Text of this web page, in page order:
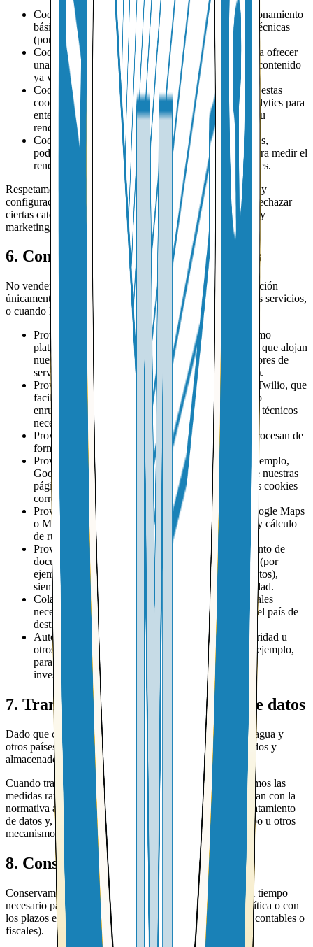
Cookies estrictamente necesarias: permiten el funcionamiento
básico del sitio, la seguridad y ciertas preferencias técnicas
(por ejemplo, recordar tu idioma preferido).
Cookies de preferencias y experiencia: nos ayudan a ofrecer
una experiencia más personalizada, como recordar contenido
ya visto o ciertas opciones de visualización.
Cookies de analítica y rendimiento: cuando aceptas estas
cookies, utilizamos herramientas como Google Analytics para
entender cómo se usan nuestras páginas y mejorar su
rendimiento.
Cookies y píxeles publicitarios: cuando lo consientes,
podemos usar tecnologías como el píxel de Meta para medir el
rendimiento de campañas y crear audiencias similares.
Respetamos tus elecciones sobre cookies. Nuestro banner y
configuraciones de consentimiento te permiten aceptar o rechazar
ciertas categorías de cookies, en particular las de analítica y
marketing.
6. Con quién compartimos tus datos
No vendemos tus datos personales. Compartimos información
únicamente con terceros que nos ayudan a prestar nuestros servicios,
o cuando la ley lo exige.
Proveedores de infraestructura y bases de datos, como
plataformas de nube y servicios de almacenamiento que alojan
nuestros sistemas y registros (por ejemplo, proveedores de
servicios en la nube y bases de datos administradas).
Proveedores de comunicaciones y telefonía, como Twilio, que
facilitan el envío de SMS, mensajes de WhatsApp o
enrutamiento de llamadas, y conservan los registros técnicos
necesarios de dichas comunicaciones.
Proveedores de pago, como Stripe y PayPal, que procesan de
forma segura tus pagos y datos financieros.
Proveedores de analítica y publicidad digital (por ejemplo,
Google, Meta) que nos ayudan a entender el uso de nuestras
páginas y medir campañas, cuando has aceptado las cookies
correspondientes.
Proveedores de mapas y geolocalización, como Google Maps
o Mapbox, que facilitan funcionalidades de mapas y cálculo
de rutas.
Proveedores de inteligencia artificial y reconocimiento de
documentos, que procesan contenido que tú cargas (por
ejemplo, para extraer texto de imágenes o documentos),
siempre respetando sus propias políticas de privacidad.
Colaboradores logísticos, agentes y socios comerciales
necesarios para completar tus envíos y entregas en el país de
destino.
Autoridades públicas, reguladores, fuerzas de seguridad u
otros terceros cuando la ley lo permita o exija (por ejemplo,
para atender requerimientos legales o colaborar en
investigaciones).
7. Transferencias internacionales de datos
Dado que conectamos clientes en Estados Unidos, Nicaragua y
otros países de Centroamérica, tus datos pueden ser tratados y
almacenados en diferentes países.
Cuando transferimos datos personales entre países, tomamos las
medidas razonables para que dichas transferencias cumplan con la
normativa aplicable, incluyendo el uso de contratos de tratamiento
de datos y, cuando se requiere, cláusulas contractuales tipo u otros
mecanismos equivalentes.
8. Conservación de tus datos
Conservamos tus datos personales únicamente durante el tiempo
necesario para cumplir con los fines descritos en esta política o con
los plazos exigidos por la ley (por ejemplo, obligaciones contables o
fiscales).